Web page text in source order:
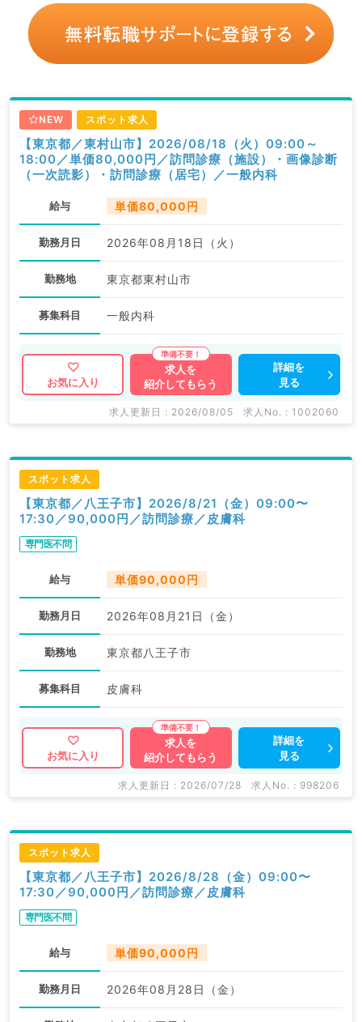
NEW スポット求人
【東京都／東村山市】2026/08/18（火）09:00～
18:00／単価80,000円／訪問診療（施設）・画像診断
（一次読影）・訪問診療（居宅）／一般内科
給与 単価80,000円
勤務月日 2026年08月18日（火）
勤務地 東京都東村山市
募集科目 一般内科
お気に入り
求人を
紹介してもらう
詳細を
見る
求人更新日 : 2026/08/05 求人No. : 1002060
スポット求人
【東京都／八王子市】2026/8/21（金）09:00〜
17:30／90,000円／訪問診療／皮膚科
専門医不問
給与 単価90,000円
勤務月日 2026年08月21日（金）
勤務地 東京都八王子市
募集科目 皮膚科
お気に入り
求人を
紹介してもらう
詳細を
見る
求人更新日 : 2026/07/28 求人No. : 998206
スポット求人
【東京都／八王子市】2026/8/28（金）09:00〜
17:30／90,000円／訪問診療／皮膚科
専門医不問
給与 単価90,000円
勤務月日 2026年08月28日（金）